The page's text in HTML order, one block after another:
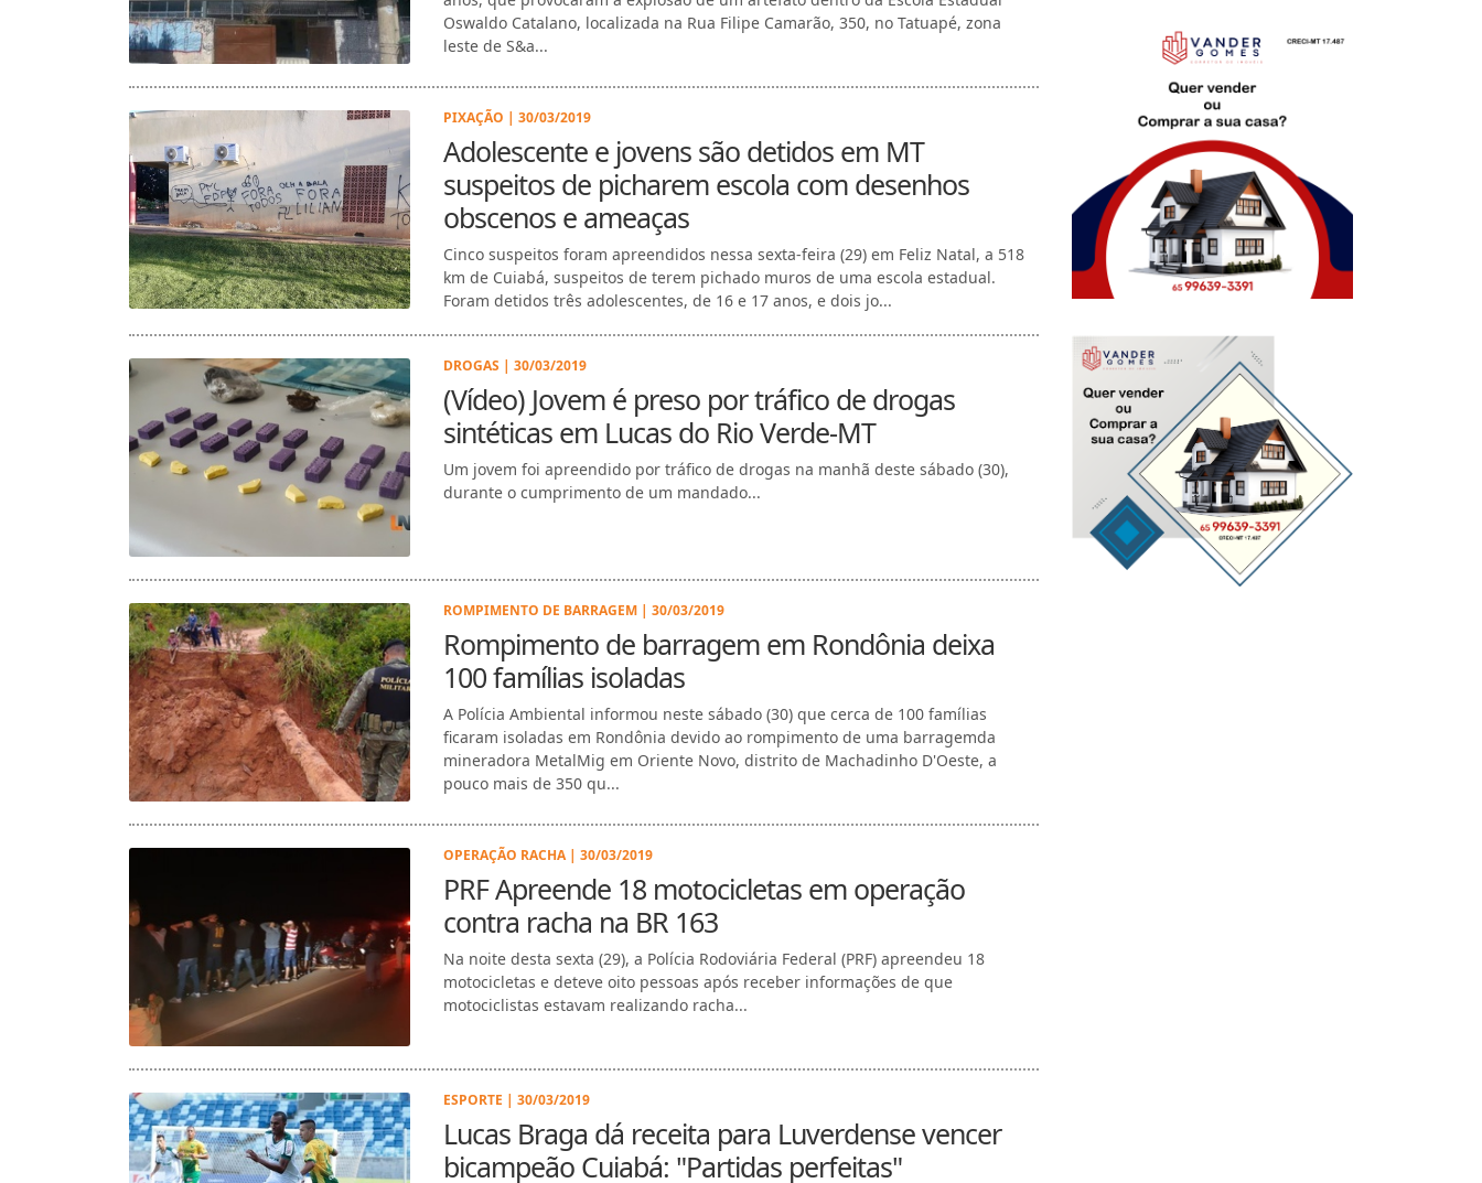
Oswaldo Catalano, localizada na Rua Filipe Camarão, 350, no Tatuapé, zona
leste de S&a...
PIXAÇÃO | 30/03/2019
Adolescente e jovens são detidos em MT
suspeitos de picharem escola com desenhos
obscenos e ameaças
Cinco suspeitos foram apreendidos nessa sexta-feira (29) em Feliz Natal, a 518
km de Cuiabá, suspeitos de terem pichado muros de uma escola estadual.
Foram detidos três adolescentes, de 16 e 17 anos, e dois jo...
(Vídeo) Jovem é preso por tráfico de drogas
sintéticas em Lucas do Rio Verde-MT
Um jovem foi apreendido por tráfico de drogas na manhã deste sábado (30),
durante o cumprimento de um mandado...
Rompimento de barragem em Rondônia deixa
100 famílias isoladas
A Polícia Ambiental informou neste sábado (30) que cerca de 100 famílias
ficaram isoladas em Rondônia devido ao rompimento de uma barragemda
mineradora MetalMig em Oriente Novo, distrito de Machadinho D'Oeste, a
pouco mais de 350 qu...
OPERAÇÃO RACHA | 30/03/2019
PRF Apreende 18 motocicletas em operação
contra racha na BR 163
Na noite desta sexta (29), a Polícia Rodoviária Federal (PRF) apreendeu 18
motocicletas e deteve oito pessoas após receber informações de que
motociclistas estavam realizando racha...
Lucas Braga dá receita para Luverdense vencer
bicampeão Cuiabá: "Partidas perfeitas"